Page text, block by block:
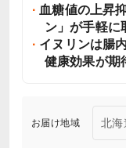
血糖値の上昇
ン」が手軽に
イヌリンは腸
健康効果が期
お届け地域